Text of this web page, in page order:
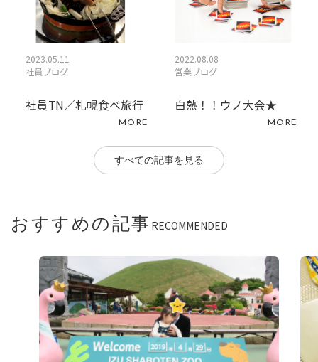
2023.05.11
社員ブログ
社員TN／札幌食べ旅行
MORE
2022.08.08
営業ブログ
白熱！！ウノ大会★
MORE
すべての記事を見る
おすすめの記事 RECOMMENDED